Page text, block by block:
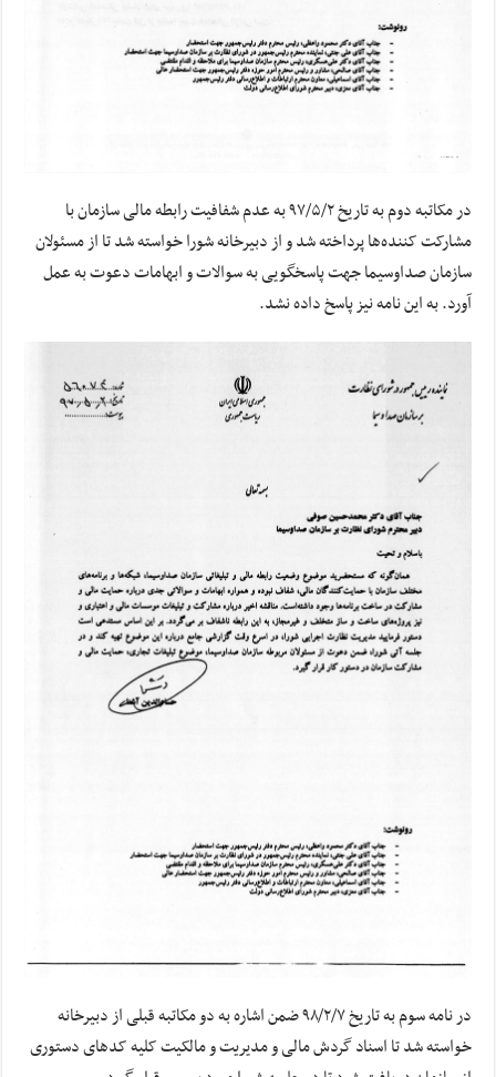
در مکاتبه دوم به تاریخ ۹۷/۵/۲ به عدم شفافیت رابطه مالی سازمان با
مشارکتکننده‌هاپرداخته شد و از دبیرخانه شورا خواسته شد تا از مسئولان
سازمان صداوسیما جهت پاسخگویی به سوالات و ابهامات دعوت به عمل
آورد. به این نامه نیز پاسخ داده نشد.
در نامه سوم به تاریخ ۹۸/۲/۷ ضمن اشاره به دو مکاتبه قبلی از دبیرخانه
خواسته شد تا اسناد گردش مالی و مدیریت و مالکیت کلیه کدهای دستوری